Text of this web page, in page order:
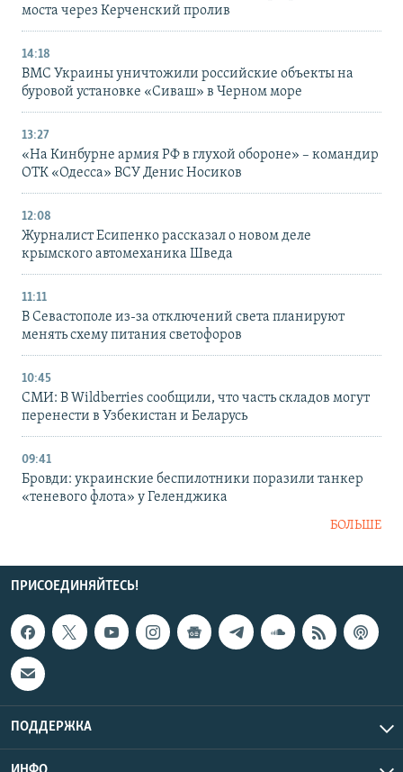
моста через Керченский пролив
14:18
ВМС Украины уничтожили российские объекты на
буровой установке «Сиваш» в Черном море
13:27
«На Кинбурне армия РФ в глухой обороне» – командир
ОТК «Одесса» ВСУ Денис Носиков
12:08
Журналист Есипенко рассказал о новом деле
крымского автомеханика Шведа
11:11
В Севастополе из-за отключений света планируют
менять схему питания светофоров
10:45
СМИ: В Wildberries сообщили, что часть складов могут
перенести в Узбекистан и Беларусь
09:41
Бровди: украинские беспилотники поразили танкер
«теневого флота» у Геленджика
БОЛЬШЕ
ПРИСОЕДИНЯЙТЕСЬ!
ПОДДЕРЖКА